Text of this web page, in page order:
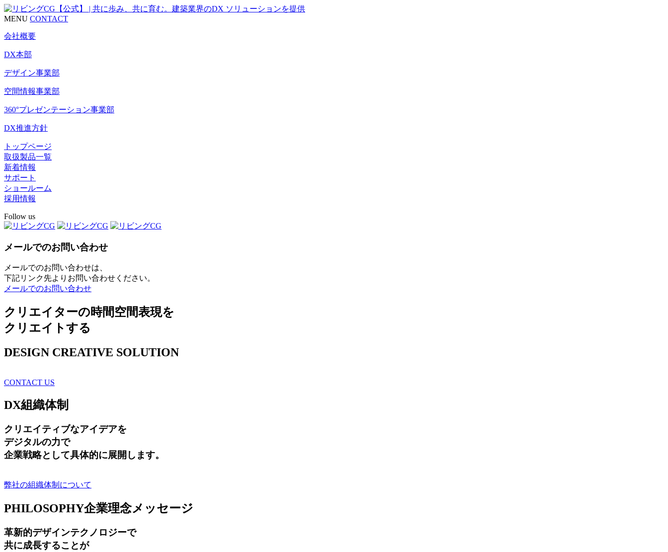
MENU CONTACT
会社概要
DX本部
デザイン事業部
空間情報事業部
360°プレゼンテーション事業部
DX推進方針
トップページ
取扱製品一覧
新着情報
サポート
ショールーム
採用情報
Follow us
メールでのお問い合わせ
メールでのお問い合わせは、
下記リンク先よりお問い合わせください。
メールでのお問い合わせ
クリエイターの時間空間表現を
クリエイトする
DESIGN CREATIVE SOLUTION
CONTACT US
DX組織体制
クリエイティブなアイデアを
デジタルの力で
企業戦略として具体的に展開します。
弊社の組織体制について
PHILOSOPHY企業理念メッセージ
革新的デザインテクノロジーで
共に成長することが